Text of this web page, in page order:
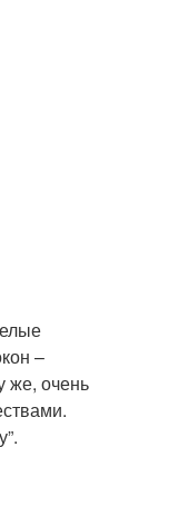
–
же, очень